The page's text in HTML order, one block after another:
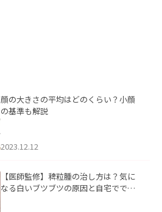
顔の大きさの平均はどのくらい？小顔
の基準も解説
2023.12.12
【医師監修】稗粒腫の治し方は？気に
なる白いブツブツの原因と自宅ででき